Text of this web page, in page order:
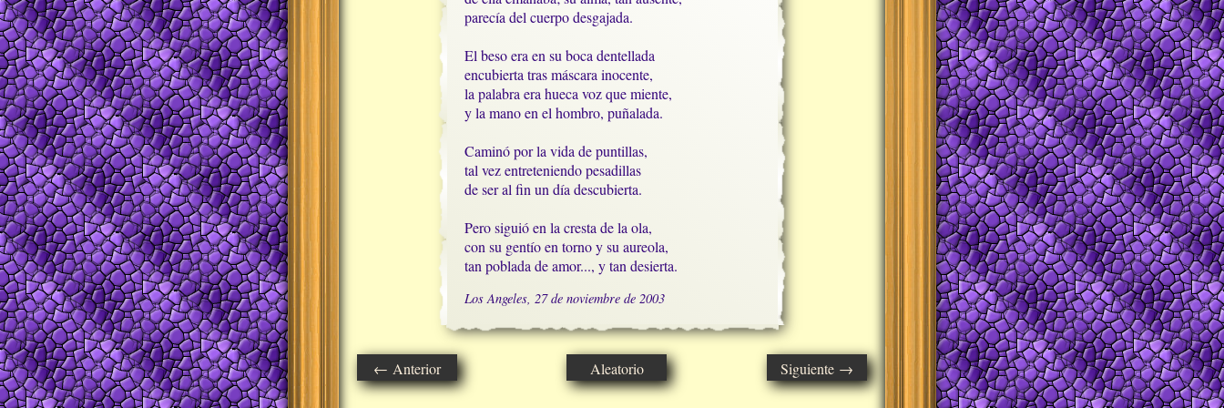
parecía del cuerpo desgajada.
El beso era en su boca dentellada
encubierta tras máscara inocente,
la palabra era hueca voz que miente,
y la mano en el hombro, puñalada.
Caminó por la vida de puntillas,
tal vez entreteniendo pesadillas
de ser al fin un día descubierta.
Pero siguió en la cresta de la ola,
con su gentío en torno y su aureola,
tan poblada de amor..., y tan desierta.
Los Angeles, 27 de noviembre de 2003
← Anterior Aleatorio Siguiente →